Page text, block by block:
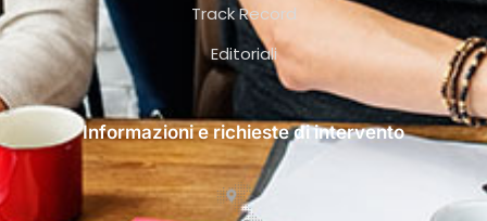
Track Record
Editoriali
Informazioni e richieste di intervento